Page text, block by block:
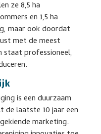
ze 8,5 ha
en 1,5 ha
maar ook doordat
met de meest
staat professioneel,
is een duurzaam
laatste 10 jaar een
marketing.